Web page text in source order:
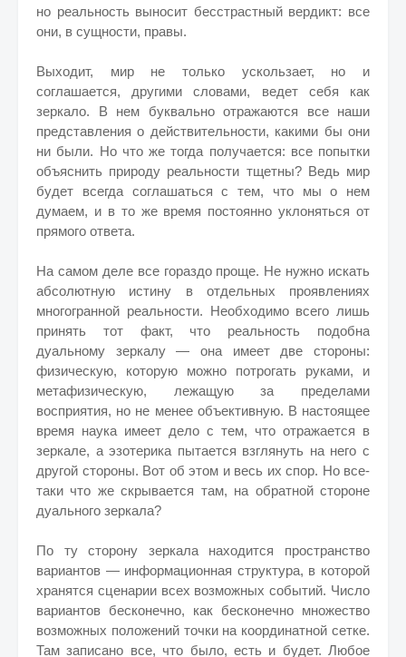
но реальность выносит бесстрастный вердикт: все
они, в сущности, правы.
Выходит, мир не только ускользает, но и
соглашается, другими словами, ведет себя как
зеркало. В нем буквально отражаются все наши
представления о действительности, какими бы они
ни были. Но что же тогда получается: все попытки
объяснить природу реальности тщетны? Ведь мир
будет всегда соглашаться с тем, что мы о нем
думаем, и в то же время постоянно уклоняться от
прямого ответа.
На самом деле все гораздо проще. Не нужно искать
абсолютную истину в отдельных проявлениях
многогранной реальности. Необходимо всего лишь
принять тот факт, что реальность подобна
дуальному зеркалу — она имеет две стороны:
физическую, которую можно потрогать руками, и
метафизическую, лежащую за пределами
восприятия, но не менее объективную. В настоящее
время наука имеет дело с тем, что отражается в
зеркале, а эзотерика пытается взглянуть на него с
другой стороны. Вот об этом и весь их спор. Но все-
таки что же скрывается там, на обратной стороне
дуального зеркала?
По ту сторону зеркала находится пространство
вариантов — информационная структура, в которой
хранятся сценарии всех возможных событий. Число
вариантов бесконечно, как бесконечно множество
возможных положений точки на координатной сетке.
Там записано все, что было, есть и будет. Любое